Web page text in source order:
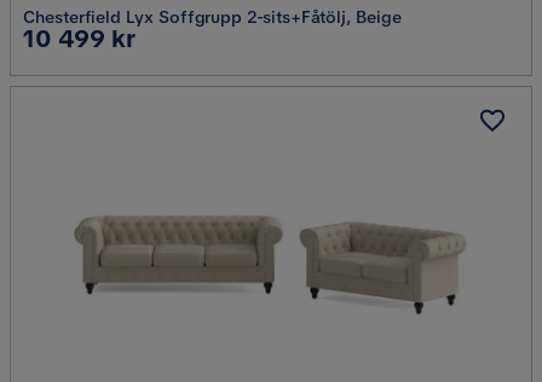
Chesterfield Lyx Soffgrupp 2-sits+Fåtölj, Beige
Pris
10 499 kr